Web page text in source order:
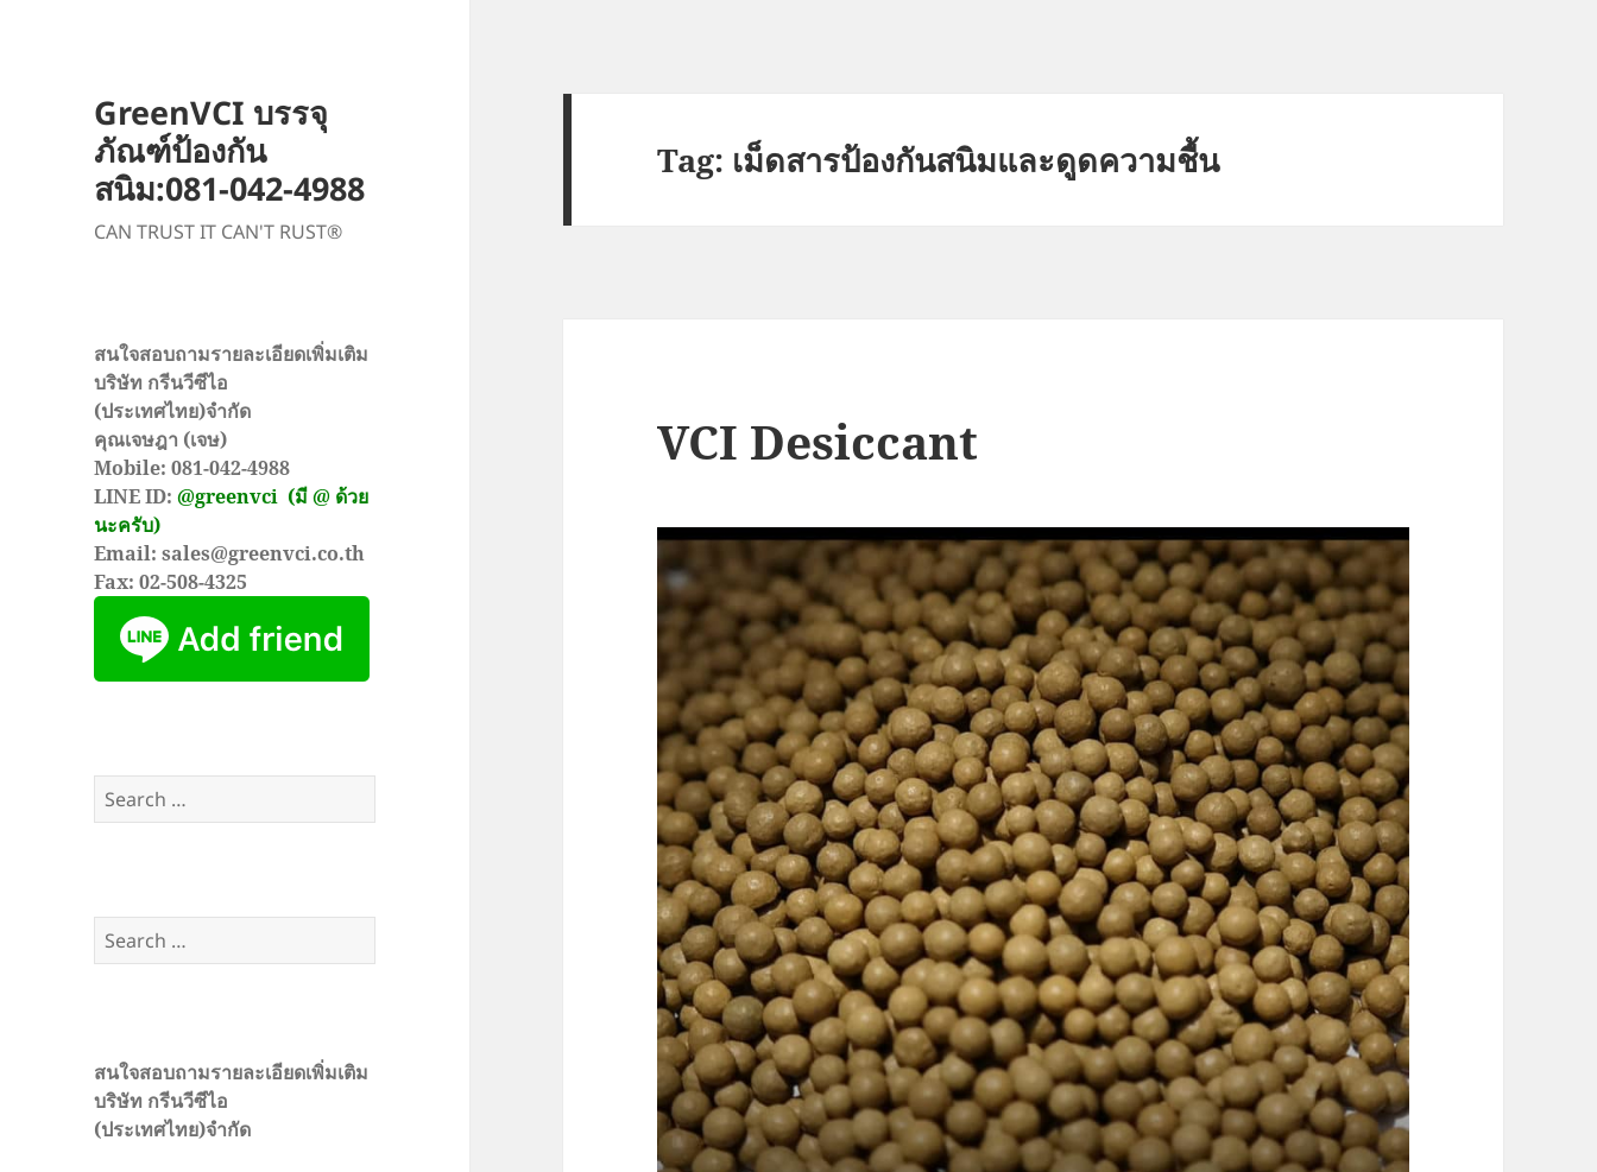
GreenVCI บรรจุ
ภัณฑ์ป้องกัน
สนิม:081-042-4988
CAN TRUST IT CAN'T RUST®
สนใจสอบถามรายละเอียดเพิ่มเติม
บริษัท กรีนวีซีไอ
(ประเทศไทย)จำกัด
คุณเจษฎา (เจษ)
Mobile: 081-042-4988
LINE ID:@greenvci (มี @ ด้วย
นะครับ)
Email: sales@greenvci.co.th
Fax: 02-508-4325
Search
for:
Search
for:
สนใจสอบถามรายละเอียดเพิ่มเติม
บริษัท กรีนวีซีไอ
(ประเทศไทย)จำกัด
Tag: เม็ดสารป้องกันสนิมและดูดความชื้น
VCI Desiccant